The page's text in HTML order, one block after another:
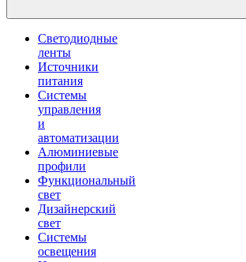
Светодиодные
ленты
Источники
питания
Системы
управления
и
автоматизации
Алюминиевые
профили
Функциональный
свет
Дизайнерский
свет
Системы
освещения